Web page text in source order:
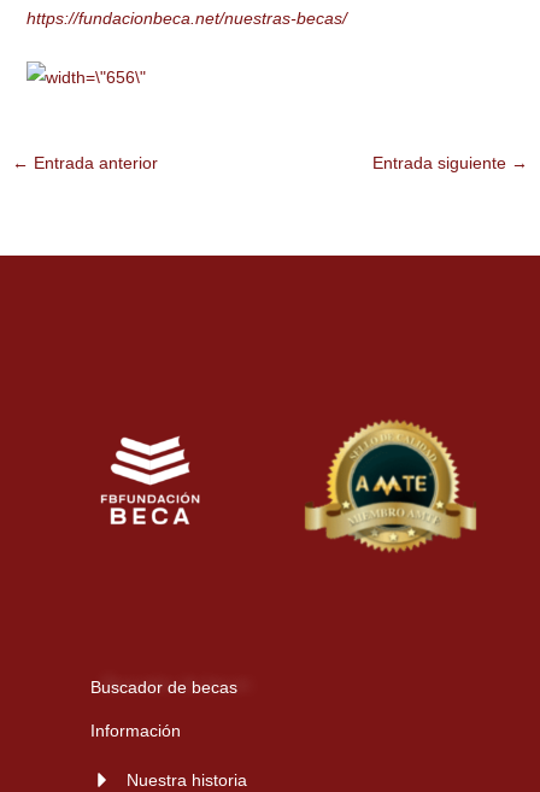
https://fundacionbeca.net/nuestras-becas/
← Entrada anterior Entrada siguiente →
Buscador de becas
Información
Nuestra historia